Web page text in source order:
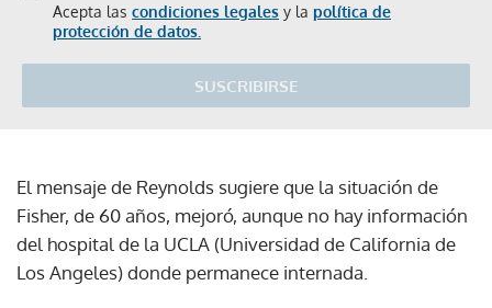
Acepta las condiciones legales y la política de
protección de datos.
SUSCRIBIRSE
El mensaje de Reynolds sugiere que la situación de
Fisher, de 60 años, mejoró, aunque no hay información
del hospital de la UCLA (Universidad de California de
Los Angeles) donde permanece internada.